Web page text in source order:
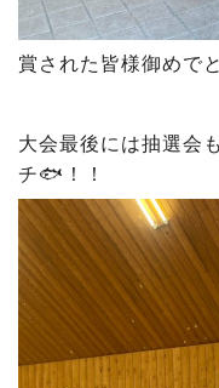
賞された皆様御めで
大会最後には抽選会
チ🐟！！